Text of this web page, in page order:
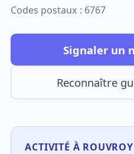
Codes postaux : 6767
Signaler un
Reconnaître
ACTIVITÉ À